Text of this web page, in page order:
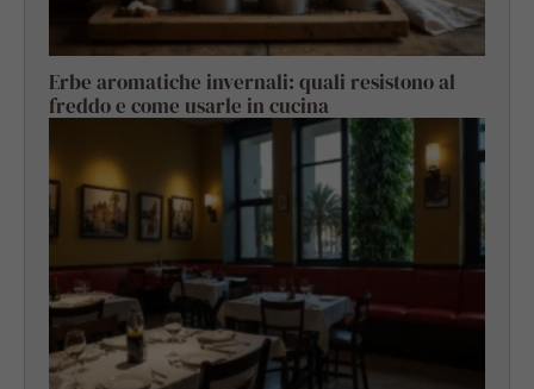
Erbe aromatiche invernali: quali resistono al
freddo e come usarle in cucina